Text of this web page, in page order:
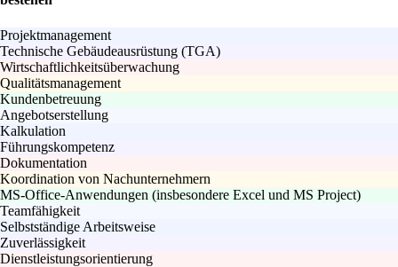
Projektmanagement
Technische Gebäudeausrüstung (TGA)
Wirtschaftlichkeitsüberwachung
Qualitätsmanagement
Kundenbetreuung
Angebotserstellung
Kalkulation
Führungskompetenz
Dokumentation
Koordination von Nachunternehmern
MS-Office-Anwendungen (insbesondere Excel und MS Project)
Teamfähigkeit
Selbstständige Arbeitsweise
Zuverlässigkeit
Dienstleistungsorientierung